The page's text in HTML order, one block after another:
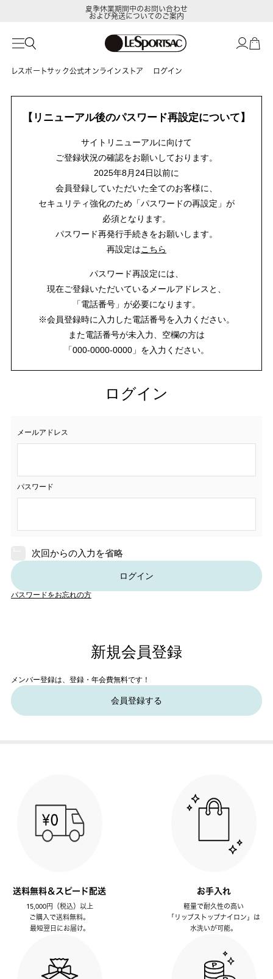
夏季休業期間中のお問い合わせ
および発送についてのご案内
レスポートサック公式オンラインストア ログイン
【リニューアル後のパスワード再設定について】
サイトリニューアルに向けて
ご登録状況の確認をお願いしております。
2025年8月24日以前に
会員登録していただいた全てのお客様に、
セキュリティ強化のため「パスワードの再設定」が
必須となります。
パスワード再発行手続きをお願いします。
再設定はこちら
パスワード再設定には、
現在ご登録いただいているメールアドレスと、
「電話番号」が必要になります。
※会員登録時に入力した電話番号を入力ください。
また電話番号が未入力、空欄の方は
「000-0000-0000」を入力ください。
ログイン
メールアドレス
パスワード
次回からの入力を省略
ログイン
パスワードをお忘れの方
新規会員登録
メンバー登録は、登録・年会費無料です！
会員登録する
送料無料＆スピード配送
15,000円（税込）以上
ご購入で送料無料。
最短翌日にお届け。
お手入れ
軽量で耐久性の高い
「リップストップナイロン」は
水洗いが可能。